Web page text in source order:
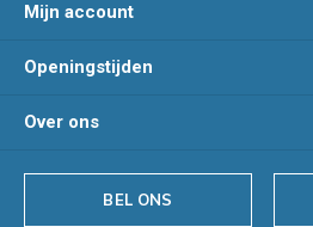
Mijn account
Openingstijden
Over ons
BEL ONS